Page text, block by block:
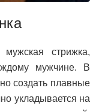
стрижка,
мужчине. В
создать плавные
укладывается на